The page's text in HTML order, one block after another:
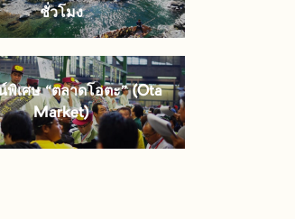
ชั่วโมง
เศษ “ตลาดโอตะ” (Ota
Market)